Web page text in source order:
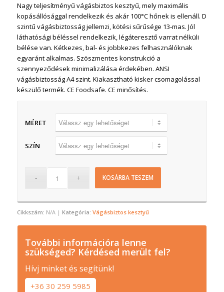
Nagy teljesítményű vágásbiztos kesztyű, mely maximális
kopásállósággal rendelkezik és akár 100°C hőnek is ellenáll. D
szintű vágásbiztosság jellemzi, kötési sűrűsége 13-mas. Jól
láthatósági béléssel rendelkezik, légáteresztő varrat nélküli
bélése van. Kétkezes, bal- és jobbkezes felhasználóknak
egyaránt alkalmas. Szöszmentes konstrukció a
szennyeződések minimalizálása érdekében. ANSI
vágásbiztosság A4 szint. Kiakasztható kisker csomagolással
készülő termék. CE Foodsafe. CE minősítés.
MÉRET
SZÍN
KOSÁRBA TESZEM
Cikkszám: N/A Kategória: Vágásbiztos kesztyű
További információra lenne
szükséged? Kérdésed merült fel?
Hívj minket és segítünk!
+36 30 259 5985